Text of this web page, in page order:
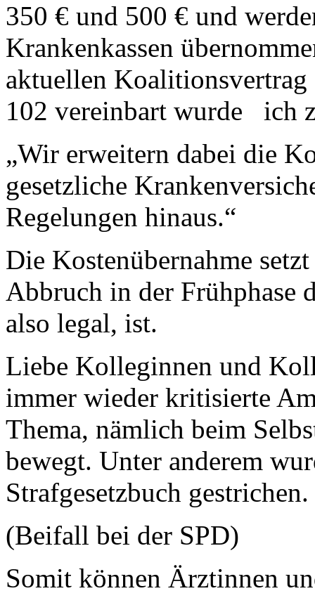
350 € und 500 € und
Krankenkassen
aktuellen Koalitionsvertrag
102 vereinbart wurde ich
„Wir erweitern dabei die
gesetzliche
Regelungen hinaus.“
Die Kostenübernahme
Abbruch in der Frühphase
also legal, ist.
Liebe Kolleginnen und
immer wieder kritisierte
Thema, nämlich beim
bewegt. Unter anderem
Strafgesetzbuch gestrichen.
(Beifall bei der SPD)
Somit können Ärztinnen